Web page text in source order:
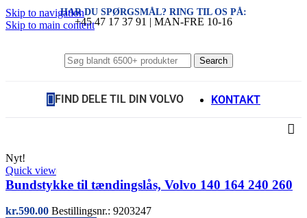
Skip to navigation
Skip to main content
HAR DU SPØRGSMÅL? RING TIL OS PÅ:
+45 47 17 37 91 | MAN-FRE 10-16
Search
FIND DELE TIL DIN VOLVO KONTAKT
Nyt!
Quick view
Bundstykke til tændingslås, Volvo 140 164 240 260
kr.590.00 Bestillingsnr.: 9203247